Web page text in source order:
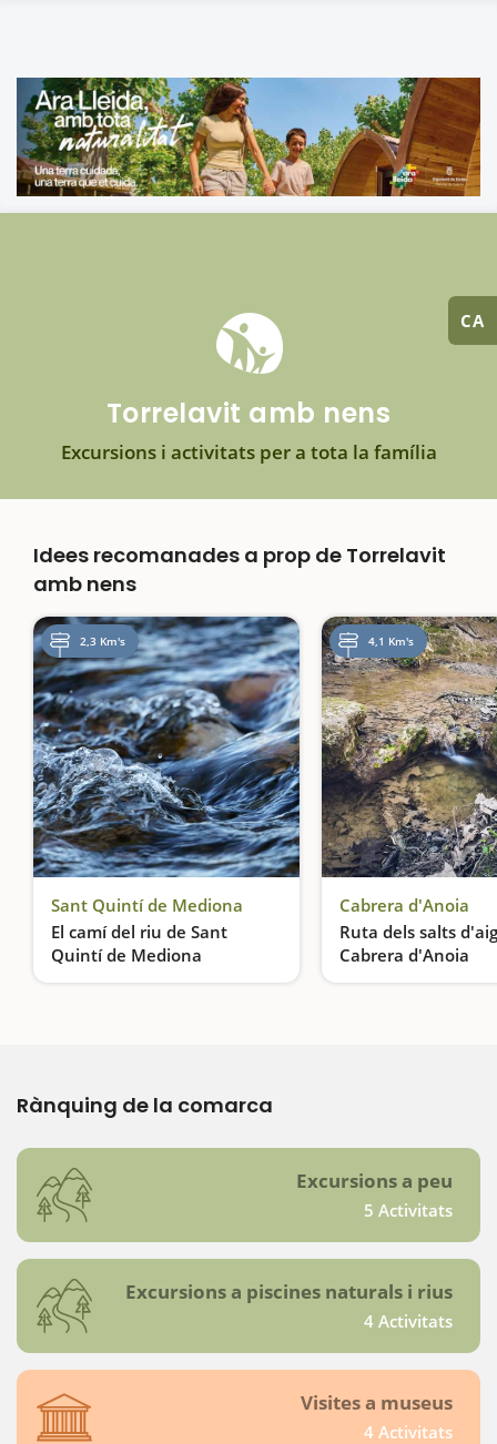
CA
Torrelavit amb nens
Excursions i activitats per a tota la família
Idees recomanades a prop de Torrelavit
amb nens
2,3 Km's
Sant Quintí de Mediona
El camí del riu de Sant
Quintí de Mediona
Un riu molt viu
4,1 Km's
Cabrera d'Anoia
Ruta dels salts
Cabrera d'Anoia
Descens de barrancs
Rànquing de la comarca
Excursions a peu
5 Activitats
Excursions a piscines naturals i rius
4 Activitats
Visites a museus
4 Activitats